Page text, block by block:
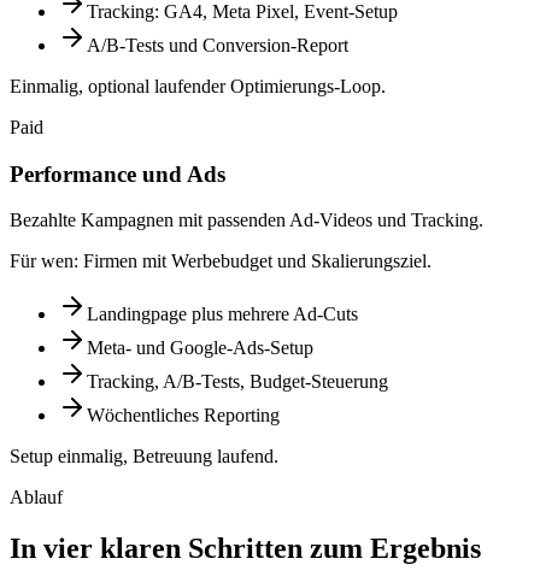
Tracking: GA4, Meta Pixel, Event-Setup
A/B-Tests und Conversion-Report
Einmalig, optional laufender Optimierungs-Loop.
Paid
Performance und Ads
Bezahlte Kampagnen mit passenden Ad-Videos und Tracking.
Für wen: Firmen mit Werbebudget und Skalierungsziel.
Landingpage plus mehrere Ad-Cuts
Meta- und Google-Ads-Setup
Tracking, A/B-Tests, Budget-Steuerung
Wöchentliches Reporting
Setup einmalig, Betreuung laufend.
Ablauf
In vier klaren Schritten zum Ergebnis